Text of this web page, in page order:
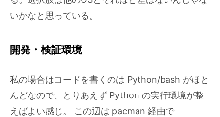
いかなと思っている。
開発・検証環境
私の場合はコードを書くのは Python/bash がほと
んどなので、とりあえず Python の実行環境が整
えばよい感じ。 この辺は pacman 経由で